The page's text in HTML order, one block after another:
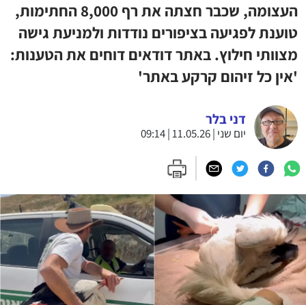
העצומה, שכבר חצתה את רף 8,000 החתימות,
טוענת לפגיעה בציפורים נודדות ולמניעת גישה
מצוותי חילוץ. באתר דודאים דוחים את הטענות:
'אין כל זיהום קרקע באתר'
דני בלר
יום שני | 11.05.26 | 09:14